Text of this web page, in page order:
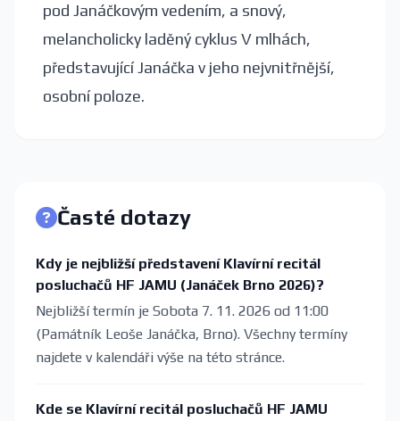
pod Janáčkovým vedením, a snový,
melancholicky laděný cyklus V mlhách,
představující Janáčka v jeho nejvnitřnější,
osobní poloze.
Časté dotazy
Kdy je nejbližší představení Klavírní recitál
posluchačů HF JAMU (Janáček Brno 2026)?
Nejbližší termín je Sobota 7. 11. 2026 od 11:00
(Památník Leoše Janáčka, Brno). Všechny termíny
najdete v kalendáři výše na této stránce.
Kde se Klavírní recitál posluchačů HF JAMU